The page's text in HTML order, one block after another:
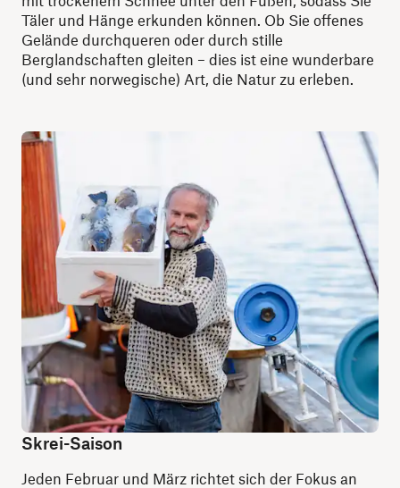
Täler und Hänge erkunden können. Ob Sie offenes
Gelände durchqueren oder durch stille
Berglandschaften gleiten – dies ist eine wunderbare
(und sehr norwegische) Art, die Natur zu erleben.
Skrei-Saison
Jeden Februar und März richtet sich der Fokus an